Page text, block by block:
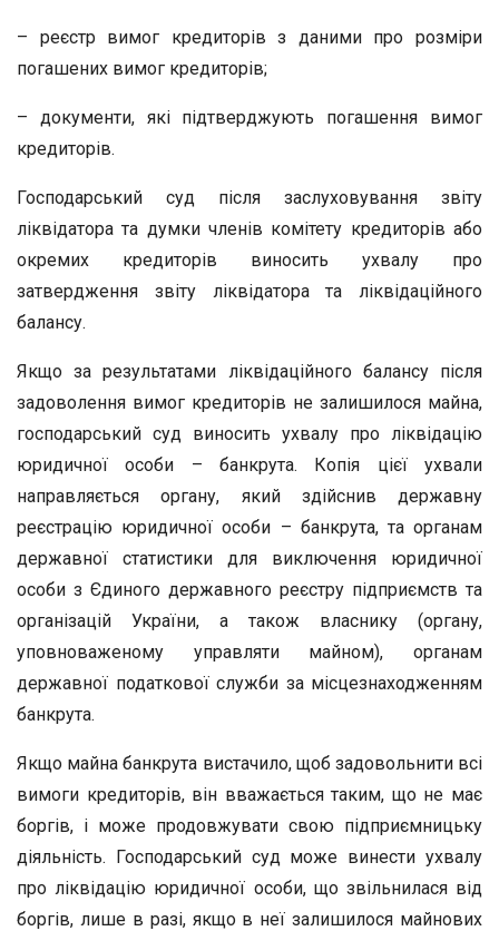
– реєстр вимог кредиторів з даними про розміри
погашених вимог кредиторів;
– документи, які підтверджують погашення вимог
кредиторів.
Господарський суд після заслуховування звіту
ліквідатора та думки членів комітету кредиторів або
окремих кредиторів виносить ухвалу про
затвердження звіту ліквідатора та ліквідаційного
балансу.
Якщо за результатами ліквідаційного балансу після
задоволення вимог кредиторів не залишилося майна,
господарський суд виносить ухвалу про ліквідацію
юридичної особи – банкрута. Копія цієї ухвали
направляється органу, який здійснив державну
реєстрацію юридичної особи – банкрута, та органам
державної статистики для виключення юридичної
особи з Єдиного державного реєстру підприємств та
організацій України, а також власнику (органу,
уповноваженому управляти майном), органам
державної податкової служби за місцезнаходженням
банкрута.
Якщо майна банкрута вистачило, щоб задовольнити всі
вимоги кредиторів, він вважається таким, що не має
боргів, і може продовжувати свою підприємницьку
діяльність. Господарський суд може винести ухвалу
про ліквідацію юридичної особи, що звільнилася від
боргів, лише в разі, якщо в неї залишилося майнових